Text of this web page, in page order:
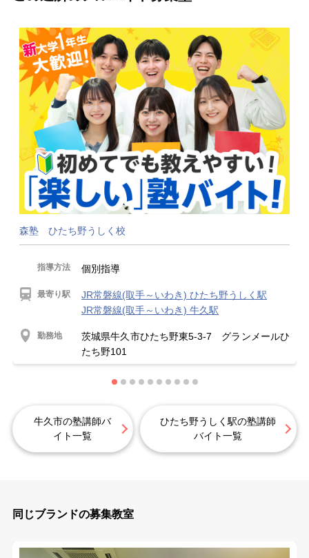
森塾 ひたち野うしく校
指導方法 個別指導
最寄り駅
JR常磐線(取手～いわき) ひたち野うしく駅
JR常磐線(取手～いわき) 牛久駅
勤務地
茨城県牛久市ひたち野東5-3-7 グランメールひ
たち野101
牛久市の塾講師バ
イト一覧
ひたち野うしく駅の塾講師
バイト一覧
同じブランドの募集教室